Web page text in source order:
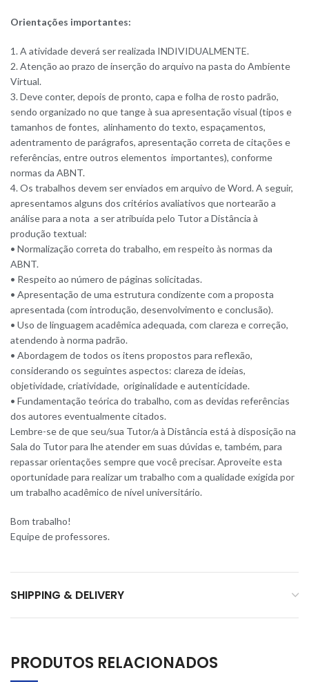
Orientações importantes:
1. A atividade deverá ser realizada INDIVIDUALMENTE.
2. Atenção ao prazo de inserção do arquivo na pasta do Ambiente
Virtual.
3. Deve conter, depois de pronto, capa e folha de rosto padrão,
sendo organizado no que tange à sua apresentação visual (tipos e
tamanhos de fontes, alinhamento do texto, espaçamentos,
adentramento de parágrafos, apresentação correta de citações e
referências, entre outros elementos importantes), conforme
normas da ABNT.
4. Os trabalhos devem ser enviados em arquivo de Word. A seguir,
apresentamos alguns dos critérios avaliativos que nortearão a
análise para a nota a ser atribuída pelo Tutor a Distância à
produção textual:
• Normalização correta do trabalho, em respeito às normas da
ABNT.
• Respeito ao número de páginas solicitadas.
• Apresentação de uma estrutura condizente com a proposta
apresentada (com introdução, desenvolvimento e conclusão).
• Uso de linguagem acadêmica adequada, com clareza e correção,
atendendo à norma padrão.
• Abordagem de todos os itens propostos para reflexão,
considerando os seguintes aspectos: clareza de ideias,
objetividade, criatividade, originalidade e autenticidade.
• Fundamentação teórica do trabalho, com as devidas referências
dos autores eventualmente citados.
Lembre-se de que seu/sua Tutor/a à Distância está à disposição na
Sala do Tutor para lhe atender em suas dúvidas e, também, para
repassar orientações sempre que você precisar. Aproveite esta
oportunidade para realizar um trabalho com a qualidade exigida por
um trabalho acadêmico de nível universitário.
Bom trabalho!
Equipe de professores.
SHIPPING & DELIVERY
PRODUTOS RELACIONADOS